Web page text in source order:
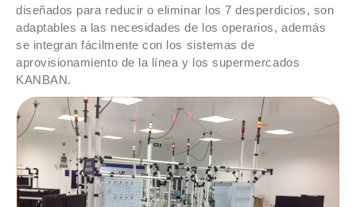
diseñados para reducir o eliminar los 7 desperdicios, son
adaptables a las necesidades de los operarios, además
se integran fácilmente con los sistemas de
aprovisionamiento de la línea y los supermercados
KANBAN.